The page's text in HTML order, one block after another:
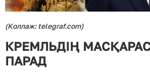
(Коллаж: telegraf.com)
КРЕМЛЬДІҢ
ПАРАД